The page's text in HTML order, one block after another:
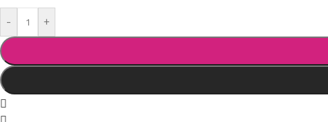
- +